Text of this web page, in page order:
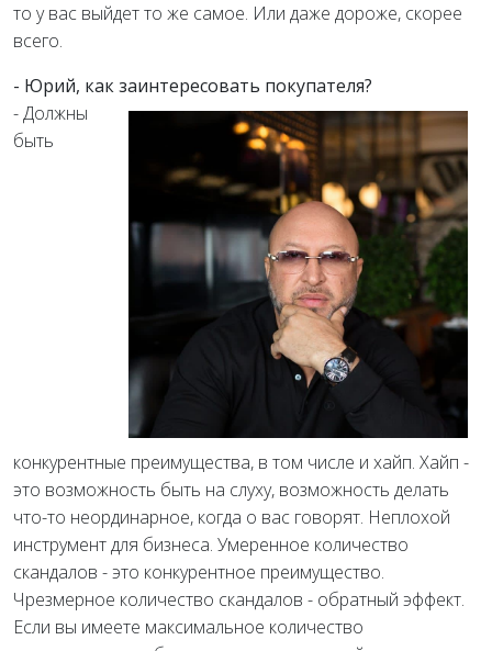
то у вас выйдет то же самое. Или даже дороже, скорее
всего.
- Юрий, как заинтересовать покупателя?
- Должны
быть
конкурентные преимущества, в том числе и хайп. Хайп -
это возможность быть на слуху, возможность делать
что-то неординарное, когда о вас говорят. Неплохой
инструмент для бизнеса. Умеренное количество
скандалов - это конкурентное преимущество.
Чрезмерное количество скандалов - обратный эффект.
Если вы имеете максимальное количество